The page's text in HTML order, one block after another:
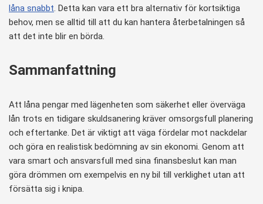
låna snabbt. Detta kan vara ett bra alternativ för kortsiktiga
behov, men se alltid till att du kan hantera återbetalningen så
att det inte blir en börda.
Sammanfattning
Att låna pengar med lägenheten som säkerhet eller överväga
lån trots en tidigare skuldsanering kräver omsorgsfull planering
och eftertanke. Det är viktigt att väga fördelar mot nackdelar
och göra en realistisk bedömning av sin ekonomi. Genom att
vara smart och ansvarsfull med sina finansbeslut kan man
göra drömmen om exempelvis en ny bil till verklighet utan att
försätta sig i knipa.